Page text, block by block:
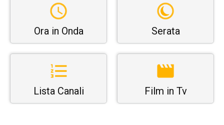
Ora in Onda Serata
Lista Canali Film in Tv